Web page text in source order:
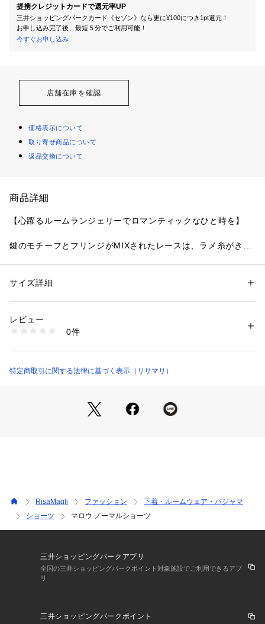
提携クレジットカードで還元率UP
三井ショッピングパークカード《セゾン》なら更に¥100につき1pt還元！
お申し込み完了後、最短５分でご利用可能！
今すぐお申し込み
店舗在庫を確認
価格表示について
取り寄せ商品について
返品交換について
商品詳細
【心躍るルームランジェリーでロマンティックなひと時を】
鍵のモチーフとフリンジがMIXされたレースは、ラメ糸がきら
でこだわりました。
リアルな動きを表現した紐のデザインを活かして、レース上辺
へ大胆に刺しゅう。
心がときめくフェミニンなカラーで展開する、リサマリの世界
＜アイテム特徴ご着用感＞
ベーシックなビキニタイプのショーツです。
M：ヒップ 87～95cm
L：ヒップ 92～100cm
・バック部分伸縮性：あり
・フロント部分透け感：若干あり
・57023 ソフトブラ
性別：レディース
素材：ナイロン・ポリエステル・その他
商品番号：
N05-77020 （ショップ）
サイズ詳細
レビュー
0件
特定商取引に関する法律に基づく表示（リサマリ）
RisaMagli ファッション
下着・ルームウェア・パジャマ
ショーツ
マロウ ノーマルショーツ
三井ショッピングパークアプリ
全国の三井ショッピングパークポイント対象施設でご利用できるアプ
リ
三井ショッピングパークポイント